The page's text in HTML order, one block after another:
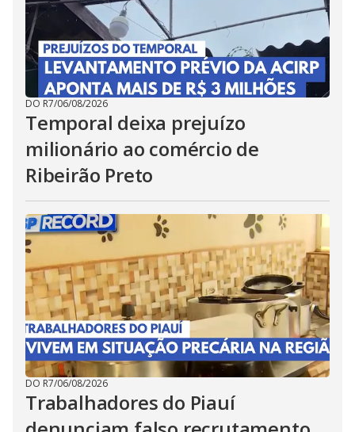
DO R7/06/08/2026
Temporal deixa prejuízo
milionário ao comércio de
Ribeirão Preto
DO R7/06/08/2026
Trabalhadores do Piauí